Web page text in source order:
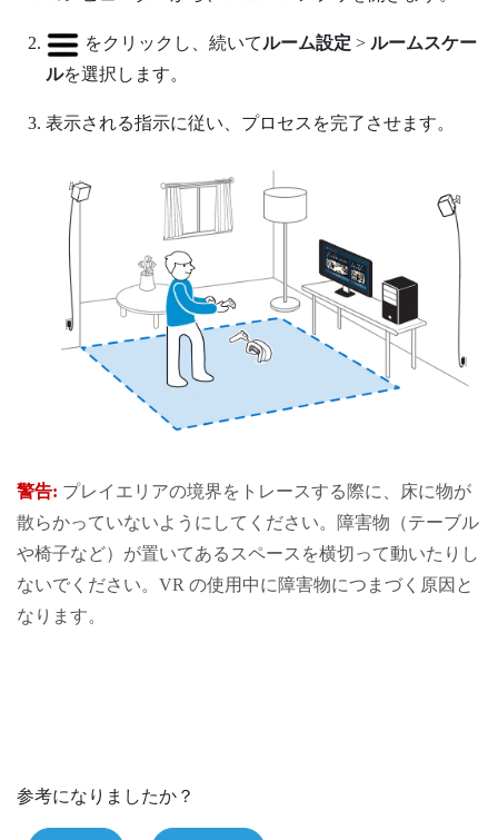
をクリックし、続いてルーム設定 > ルームスケー
ルを選択します。
表示される指示に従い、プロセスを完了させます。
警告: プレイエリアの境界をトレースする際に、床に物が
散らかっていないようにしてください。障害物（テーブル
や椅子など）が置いてあるスペースを横切って動いたりし
ないでください。VR の使用中に障害物につまづく原因と
なります。
参考になりましたか？